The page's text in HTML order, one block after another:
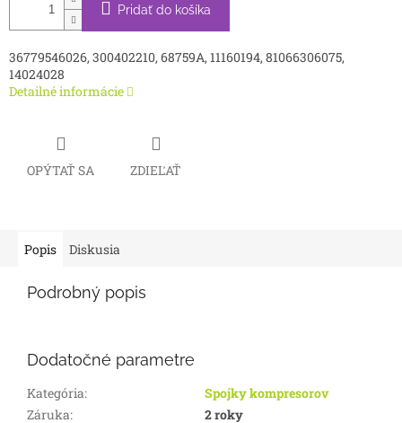
Pridať do košíka
36779546026, 300402210, 68759A, 11160194, 81066306075,
14024028
Detailné informácie
OPÝTAŤ SA ZDIEĽAŤ
Popis Diskusia
Podrobný popis
Dodatočné parametre
Kategória:
Spojky kompresorov
Záruka: 2 roky